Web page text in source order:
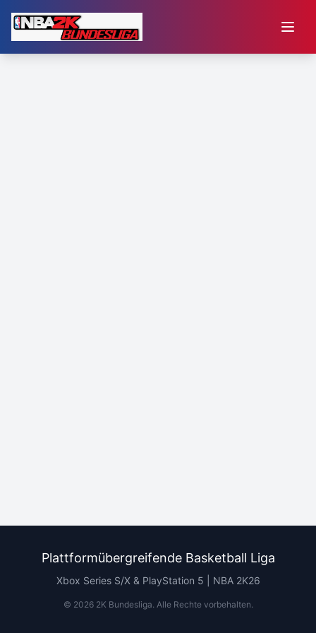
Plattformübergreifende Basketball Liga
Xbox Series S/X & PlayStation 5 | NBA 2K26
© 20262K Bundesliga. Alle Rechte vorbehalten.